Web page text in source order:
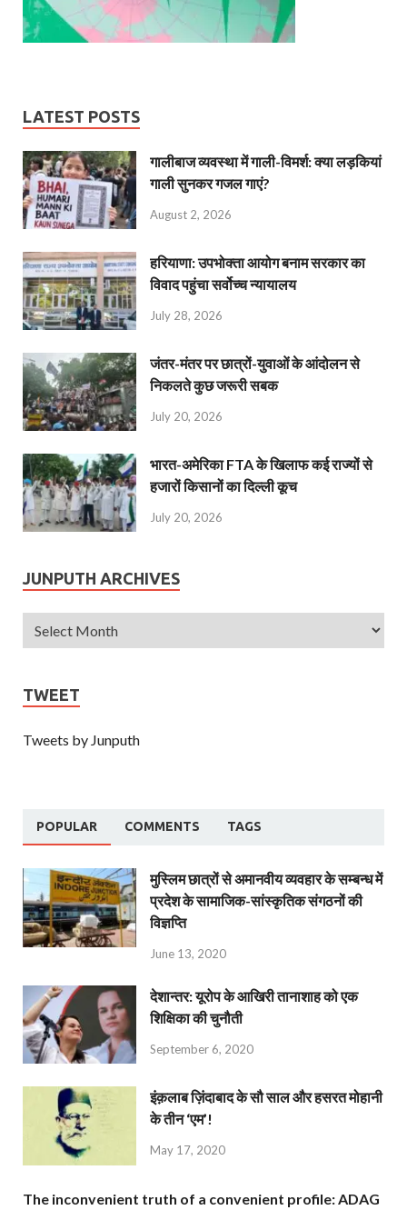
LATEST POSTS
गालीबाज व्‍यवस्‍था में गाली-विमर्श: क्या लड़कियां
गाली सुनकर गजल गाएं?
August 2, 2026
हरियाणा: उपभोक्ता आयोग बनाम सरकार का
विवाद पहुंचा सर्वोच्च न्यायालय
July 28, 2026
जंतर-मंतर पर छात्रों-युवाओं के आंदोलन से
निकलते कुछ जरूरी सबक
July 20, 2026
भारत-अमेरिका FTA के खिलाफ कई राज्यों से
हजारों किसानों का दिल्ली कूच
July 20, 2026
JUNPUTH ARCHIVES
TWEET
Tweets by Junputh
POPULAR COMMENTS TAGS
मुस्लिम छात्रों से अमानवीय व्यवहार के सम्बन्ध में
प्रदेश के सामाजिक-सांस्कृतिक संगठनों की
विज्ञप्ति
June 13, 2020
देशान्‍तर: यूरोप के आखिरी तानाशाह को एक
शिक्षिका की चुनौती
September 6, 2020
इंक़लाब ज़िंदाबाद के सौ साल और हसरत मोहानी
के तीन ‘एम’!
May 17, 2020
The inconvenient truth of a convenient profile: ADAG